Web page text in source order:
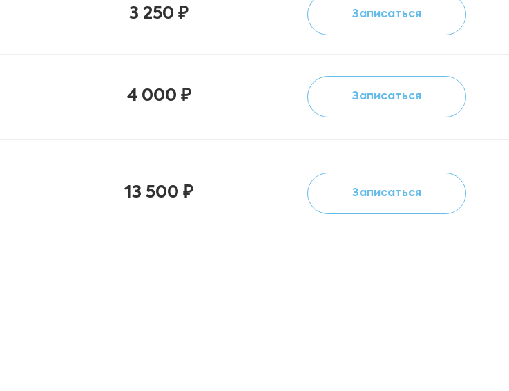
3 250 ₽ Записаться
4 000 ₽ Записаться
13 500 ₽ Записаться